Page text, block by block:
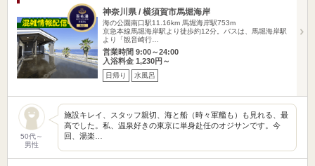
神奈川県 / 横須賀市馬堀海岸
海の公園南口駅11.16km 馬堀海岸駅753m
京急本線馬堀海岸駅より徒歩約12分。バスは、馬堀海岸駅
より「観音崎行…
営業時間 9:00～24:00
入浴料金 1,230円～
日帰り 水風呂
50代～
男性
施設キレイ、スタッフ親切、海と船（時々軍艦も）も見れる、最
高でした。私、温泉好きの東京に単身赴任のオジサンです。今
回、湯楽…